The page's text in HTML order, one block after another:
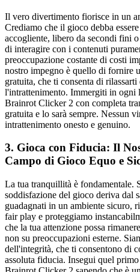
Il vero divertimento fiorisce in un
Crediamo che il gioco debba
accogliente, libero da secondi fini
di interagire con i contenuti
preoccupazione costante di costi
nostro impegno è quello di fornire
gratuita, che ti consenta di
l'intrattenimento. Immergiti in ogni
Brainrot Clicker 2 con completa
gratuita e lo sarà sempre. Nessun
intrattenimento onesto e genuino.
3. Gioca con Fiducia: Il
Campo di Gioco Equo e
La tua tranquillità è fondamentale.
soddisfazione del gioco deriva dal
guadagnati in un ambiente sicuro,
fair play e proteggiamo
che la tua attenzione possa
non su preoccupazioni esterne.
dell'integrità, che ti consentono di
assoluta fiducia. Insegui quel